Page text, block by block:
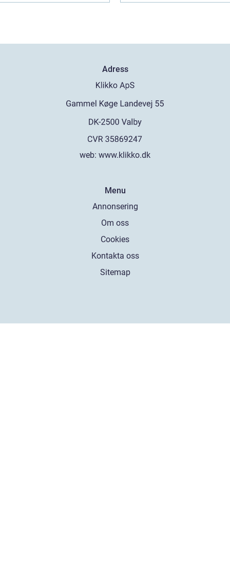
Adress
web: www.klikko.dk
Menu
Annonsering
Om oss
Cookies
Kontakta oss
Sitemap